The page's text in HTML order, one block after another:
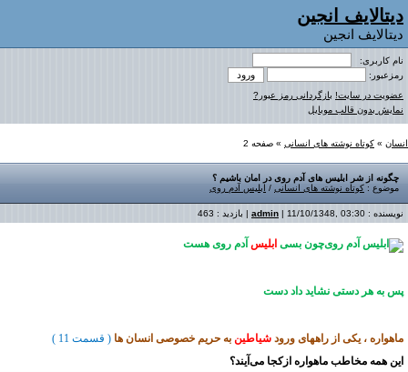
دیتالایف انجین
دیتالایف انجین
نام کاربری:
رمزعبور:
عضویت در سایت! بازگردانی رمز عبور?
نمایش بدون قالب موبایل
انسان » کوتاه نوشته های انسانی » صفحه 2
چگونه از شر ابلیس های آدم روی در امان باشیم ؟
موضوع : کوتاه نوشته های انسانی / ابلیس آدم روی
نویسنده : admin | 11/10/1348, 03:30 | بازدید : 463
چون بسی ابلیس آدم روی هست
پس به هر دستی نشاید داد دست
ماهواره ، یکی از راههای ورود شیاطین به حریم خصوصی انسان ها ( قسمت 1
1 )
این همه مخاطب ماهواره ازکجا می‌آیند؟